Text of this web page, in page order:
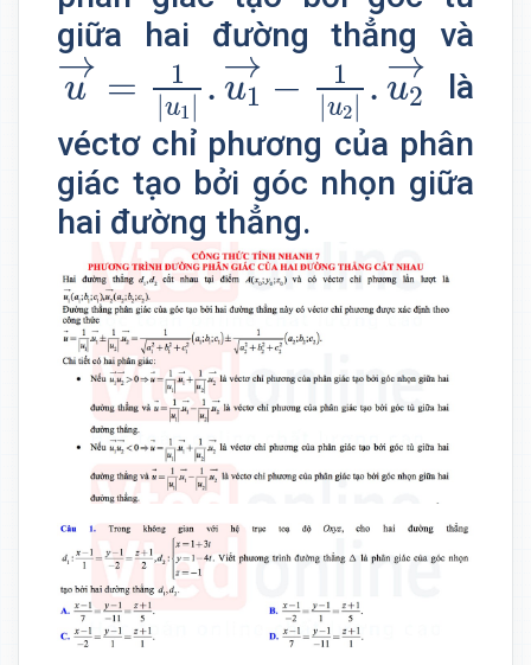
giữa hai đường thẳng và
→
u =
1
|u1 | . →
u1 −
1
|u2| . →
u2
u→= 1|u 1|.u1→ −1|u2| u2
là
véctơ chỉ phương của phân
giác tạo bởi góc nhọn giữa
hai đường thẳng.